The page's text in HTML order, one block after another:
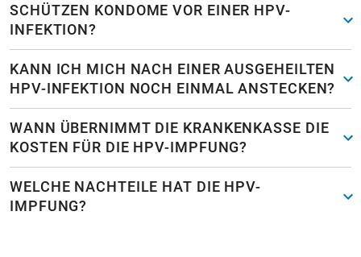
SCHÜTZEN KONDOME VOR EINER HPV-
INFEKTION?
KANN ICH MICH NACH EINER AUSGEHEILTEN
HPV-INFEKTION NOCH EINMAL ANSTECKEN?
WANN ÜBERNIMMT DIE KRANKENKASSE DIE
KOSTEN FÜR DIE HPV-IMPFUNG?
WELCHE NACHTEILE HAT DIE HPV-
IMPFUNG?